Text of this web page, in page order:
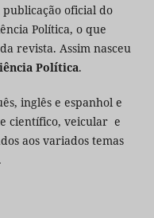
oficial do
Política, o que
revista. Assim nasceu
Política.
inglês e espanhol e
científico, veicular e
aos variados temas